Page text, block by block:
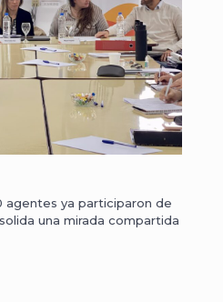
agentes ya participaron de
una mirada compartida